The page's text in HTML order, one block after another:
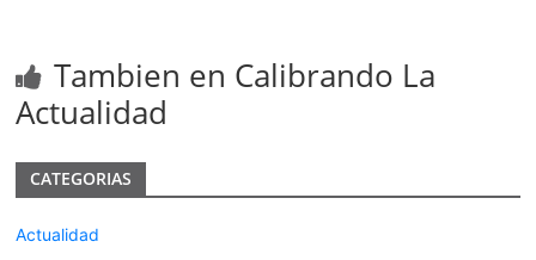
Tambien en Calibrando La
Actualidad
CATEGORIAS
Actualidad